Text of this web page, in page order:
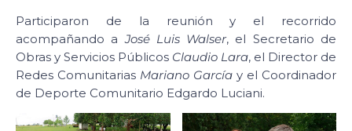
Participaron de la reunión y el recorrido
acompañando aJosé Luis Walser, el Secretario de
Obras y Servicios Públicos Claudio Lara, el Director de
Redes Comunitarias Mariano García y el Coordinador
de Deporte Comunitario Edgardo Luciani.